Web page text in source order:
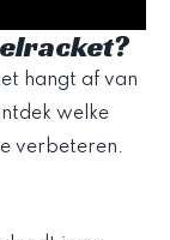
hangt af van
welke
verbeteren.